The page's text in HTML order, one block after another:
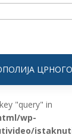
"query" in
wp-